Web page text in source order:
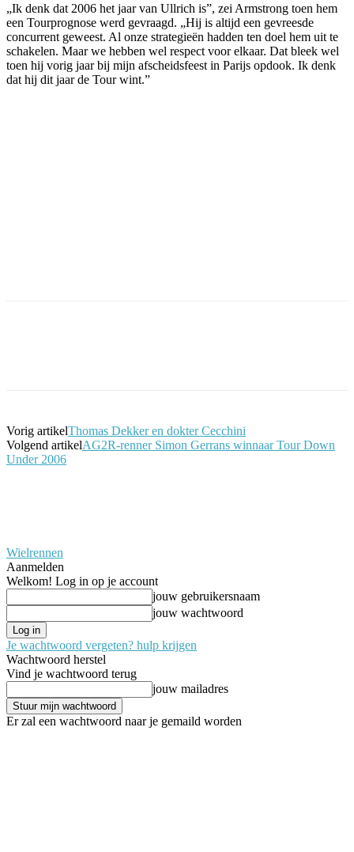
„Ik denk dat 2006 het jaar van Ullrich is”, zei Armstrong toen hem
een Tourprognose werd gevraagd. „Hij is altijd een gevreesde
concurrent geweest. Al onze strategieën hadden ten doel hem uit te
schakelen. Maar we hebben wel respect voor elkaar. Dat bleek wel
toen hij vorig jaar bij mijn afscheidsfeest in Parijs opdook. Ik denk
dat hij dit jaar de Tour wint.”
Vorig artikelThomas Dekker en dokter Cecchini
Volgend artikelAG2R-renner Simon Gerrans winnaar Tour Down
Under 2006
Wielrennen
Aanmelden
Welkom! Log in op je account
jouw gebruikersnaam
jouw wachtwoord
Je wachtwoord vergeten? hulp krijgen
Wachtwoord herstel
Vind je wachtwoord terug
jouw mailadres
Er zal een wachtwoord naar je gemaild worden